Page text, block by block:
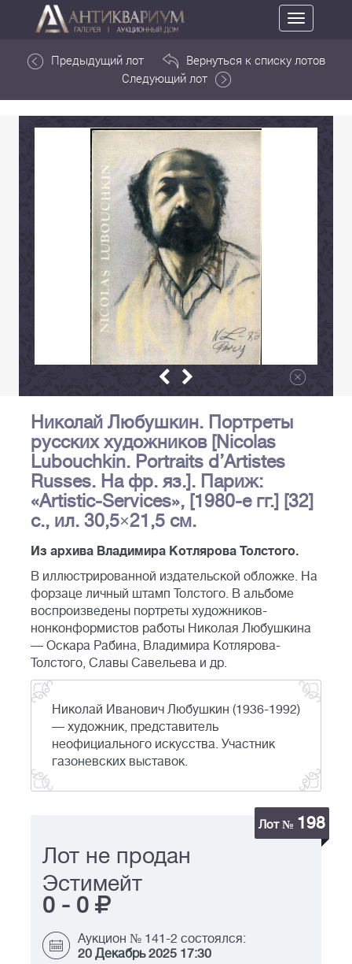
Toggle
navigation
Предыдущий лот
Вернуться к списку лотов
Следующий лот
Николай Любушкин. Портреты
русских художников [Nicolas
Lubouchkin. Portraits d’Artistes
Russes. На фр. яз.]. Париж:
«Artistic-Services», [1980-е гг.] [32]
с., ил. 30,5×21,5 см.
Из архива Владимира Котлярова Толстого.
В иллюстрированной издательской обложке. На
форзаце личный штамп Толстого. В альбоме
воспроизведены портреты художников-
нонконформистов работы Николая Любушкина
— Оскара Рабина, Владимира Котлярова-
Толстого, Славы Савельева и др.
Николай Иванович Любушкин (1936-1992)
— художник, представитель
неофициального искусства. Участник
газоневских выставок.
Лот № 198
Лот не продан
Эстимейт
0 - 0
Аукцион № 141-2 состоялся:
20 Декабрь 2025 17:30